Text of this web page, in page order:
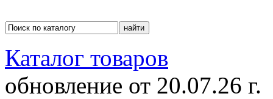
Каталог товаров
обновление от 20.07.26 г.